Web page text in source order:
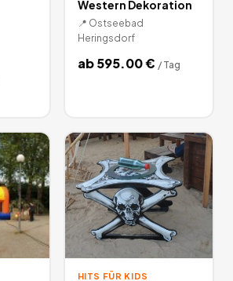
Western Dekoration
📍 Ostseebad
Heringsdorf
ab595.00€ / Tag
HITS FÜR KIDS